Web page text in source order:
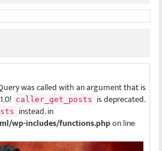
was called with an argument that is
caller_get_posts is deprecated.
instead. in
wp-includes/functions.phpon line